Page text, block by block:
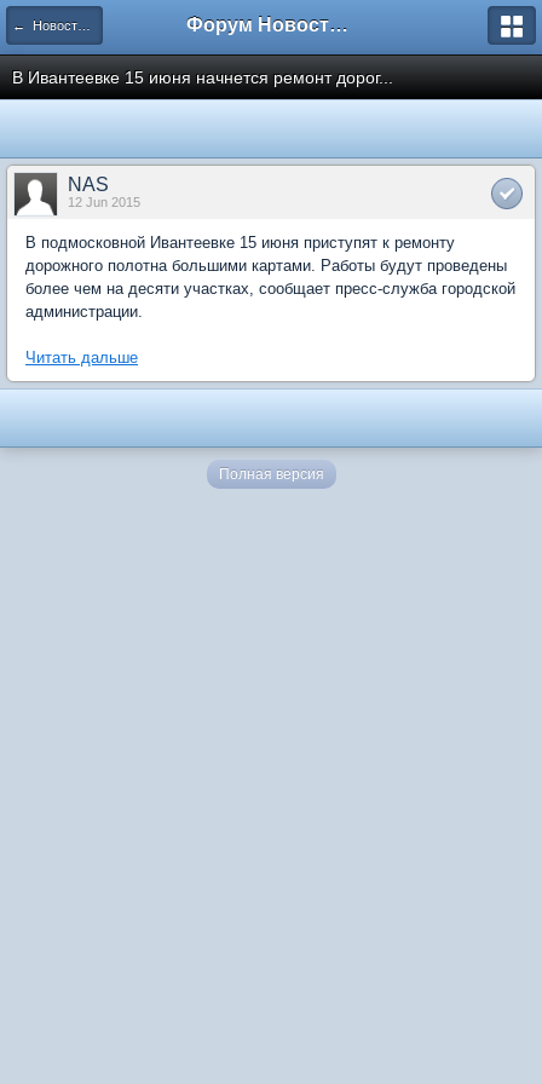
← Новости рынка недвижимости Форум Новостройки
В Ивантеевке 15 июня начнется ремонт дорог...
NAS
12 Jun 2015
В подмосковной Ивантеевке 15 июня приступят к ремонту
дорожного полотна большими картами. Работы будут проведены
более чем на десяти участках, сообщает пресс-служба городской
администрации.
Читать дальше
Полная версия